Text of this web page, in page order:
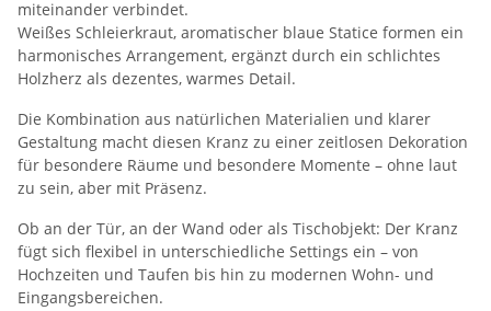
miteinander verbindet.
Weißes Schleierkraut, aromatischer blaue Statice formen ein
harmonisches Arrangement, ergänzt durch ein schlichtes
Holzherz als dezentes, warmes Detail.
Die Kombination aus natürlichen Materialien und klarer
Gestaltung macht diesen Kranz zu einer zeitlosen Dekoration
für besondere Räume und besondere Momente – ohne laut
zu sein, aber mit Präsenz.
Ob an der Tür, an der Wand oder als Tischobjekt: Der Kranz
fügt sich flexibel in unterschiedliche Settings ein – von
Hochzeiten und Taufen bis hin zu modernen Wohn- und
Eingangsbereichen.